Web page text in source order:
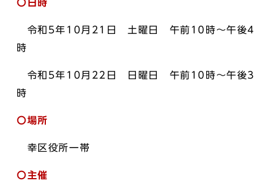
〇日時
令和5年10月21日 土曜日 午前10時～午後4
時
令和5年10月22日 日曜日 午前10時～午後3
時
〇場所
幸区役所一帯
〇主催